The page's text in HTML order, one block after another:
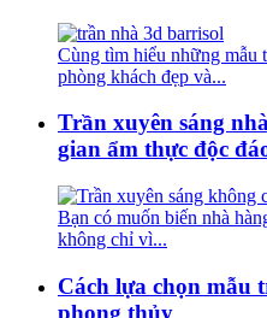
Cùng tìm hiểu những mẫu
phòng khách đẹp và...
Trần xuyên sáng
gian ẩm thực độc
Bạn có muốn biến nhà
không chỉ vì...
Cách lựa chọn mẫu
phong thủy